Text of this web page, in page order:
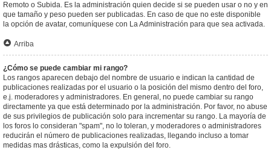
Remoto o Subida. Es la administración quien decide si se pueden usar o no y en
que tamaño y peso pueden ser publicadas. En caso de que no este disponible
la opción de avatar, comuníquese con La Administración para que sea activada.
Arriba
¿Cómo se puede cambiar mi rango?
Los rangos aparecen debajo del nombre de usuario e indican la cantidad de
publicaciones realizadas por el usuario o la posición del mismo dentro del foro,
e.j. moderadores y administradores. En general, no puede cambiar su rango
directamente ya que está determinado por la administración. Por favor, no abuse
de sus privilegios de publicación solo para incrementar su rango. La mayoría de
los foros lo consideran "spam", no lo toleran, y moderadores o administradores
reducirán el número de publicaciones realizadas, llegando incluso a tomar
medidas mas drásticas, como la expulsión del foro.